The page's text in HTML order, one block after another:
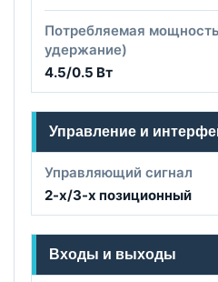
Потребляемая
удержание)
4.5/0.5 Вт
Управление и
Управляющий сигнал
2-х/3-х позиционный
Входы и выходы